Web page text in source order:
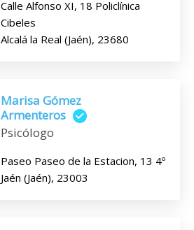
Calle Alfonso XI, 18 Policlínica
Cibeles
Alcalá la Real (Jaén), 23680
Marisa Gómez
Armenteros
Psicólogo
Paseo Paseo de la Estacion, 13 4º
Jaén (Jaén), 23003